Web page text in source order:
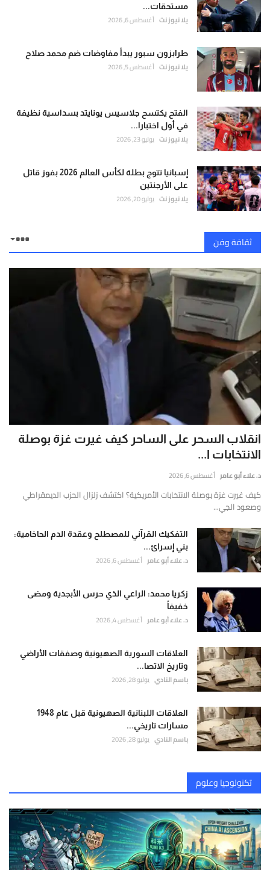
مستحقات...
يلا نيوز نت أغسطس 6, 2026
طرابزون سبور يبدأ مفاوضات ضم محمد صلاح
يلا نيوز نت أغسطس 5, 2026
الفتح يكتسح جلاسيس يونايتد بسداسية نظيفة
في أول اختبارا...
يلا نيوز نت يوليو 23, 2026
إسبانيا تتوج بطلة لكأس العالم 2026 بفوز قاتل
على الأرجنتين
يلا نيوز نت يوليو 20, 2026
ثقافة وفن
انقلاب السحر على الساحر كيف غيرت غزة بوصلة
الانتخابات ا...
د. علاء أبو عامر أغسطس 6, 2026
كيف غيرت غزة بوصلة الانتخابات الأمريكية؟ اكتشف زلزال الحزب الديمقراطي
وصعود الجي...
التفكيك القرآني للمصطلح وعقدة الدم الحاخامية:
بني إسرائ...
د. علاء أبو عامر أغسطس 6, 2026
زكريا محمد: الراعي الذي حرس الأبجدية ومضى
خفيفاً
د. علاء أبو عامر أغسطس 4, 2026
العلاقات السورية الصهيونية وصفقات الأراضي
وتاريخ الاتصا...
باسم النادي يوليو 28, 2026
العلاقات اللبنانية الصهيونية قبل عام 1948
مسارات تاريخي...
باسم النادي يوليو 28, 2026
تكنولوجيا وعلوم